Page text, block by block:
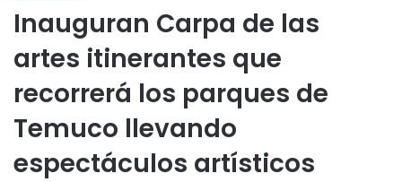
Inauguran Carpa de las
artes itinerantes que
recorrerá los parques de
Temuco llevando
espectáculos artísticos